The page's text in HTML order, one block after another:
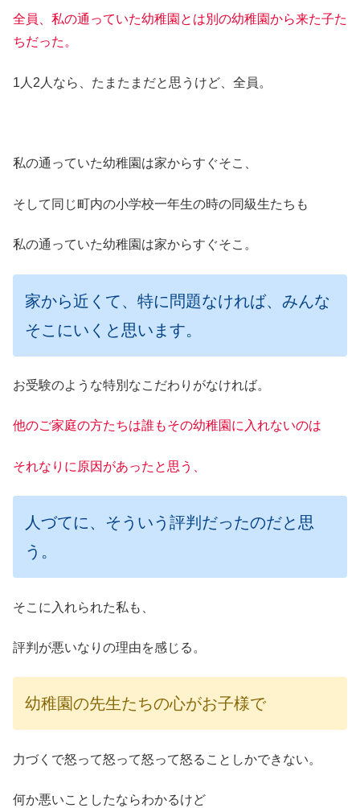
全員、私の通っていた幼稚園とは別の幼稚園から来た子た
ちだった。
1人2人なら、たまたまだと思うけど、全員。
私の通っていた幼稚園は家からすぐそこ、
そして同じ町内の小学校一年生の時の同級生たちも
私の通っていた幼稚園は家からすぐそこ。
家から近くて、特に問題なければ、みんな
そこにいくと思います。
お受験のような特別なこだわりがなければ。
他のご家庭の方たちは誰もその幼稚園に入れないのは
それなりに原因があったと思う、
人づてに、そういう評判だったのだと思
う。
そこに入れられた私も、
評判が悪いなりの理由を感じる。
幼稚園の先生たちの心がお子様で
力づくで怒って怒って怒って怒ることしかできない。
何か悪いことしたならわかるけど